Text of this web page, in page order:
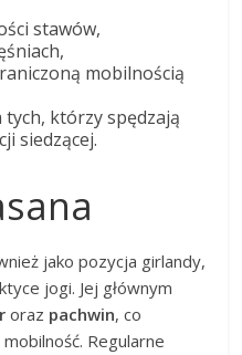
stawów,
mobilnością
którzy spędzają
siedzącej.
jako pozycja girlandy,
jogi. Jej głównym
oraz pachwin, co
Regularne